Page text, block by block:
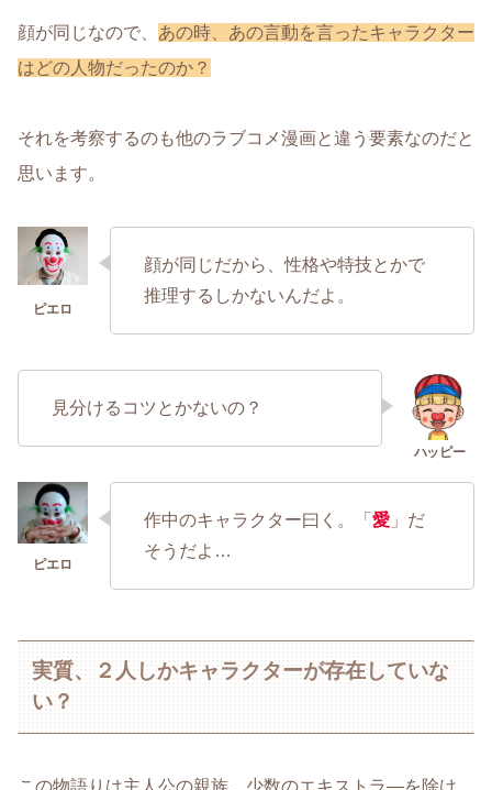
顔が同じなので、 あの時、あの言動を言ったキャラクター
はどの人物だったのか？
それを考察するのも他のラブコメ漫画と違う要素なのだと
思います。
顔が同じだから、性格や特技とかで
推理するしかないんだよ。
見分けるコツとかないの？
作中のキャラクター曰く。「 愛 」だ
そうだよ…
実質、２人しかキャラクターが存在していな
い？
この物語りは主人公の親族、少数のエキストラ―を除け